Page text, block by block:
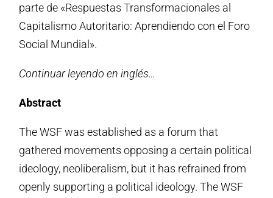
parte de «Respuestas Transformacionales al
Capitalismo Autoritario: Aprendiendo con el Foro
Social Mundial».
Continuar leyendo en inglés…
Abstract
The WSF was established as a forum that
gathered movements opposing a certain political
ideology, neoliberalism, but it has refrained from
openly supporting a political ideology. The WSF